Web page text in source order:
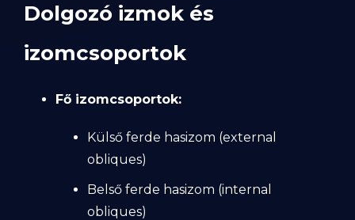
Dolgozó izmok és
izomcsoportok
Fő izomcsoportok:
Külső ferde hasizom (external
obliques)
Belső ferde hasizom (internal
obliques)